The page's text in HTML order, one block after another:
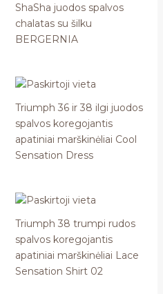
ShaSha juodos spalvos
chalatas su šilku
BERGERNIA
Triumph 36 ir 38 ilgi juodos
spalvos koregojantis
apatiniai marškinėliai Cool
Sensation Dress
Triumph 38 trumpi rudos
spalvos koregojantis
apatiniai marškinėliai Lace
Sensation Shirt 02